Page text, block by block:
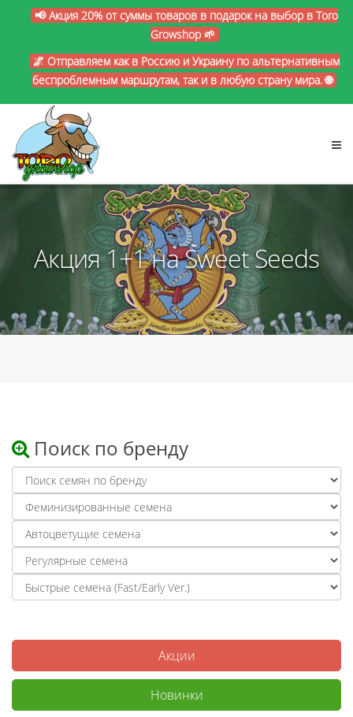
📢 Акция 20% от суммы товаров в подарок на выбор в Toro
Growshop 🌱
🌌 Отправляем как в Россию и Украину по альтернативным
беспроблемным маршрутам, так и в любую страну мира. 🌐
Акция 1+1 на Sweet Seeds
Поиск по бренду
Акции
Новинки